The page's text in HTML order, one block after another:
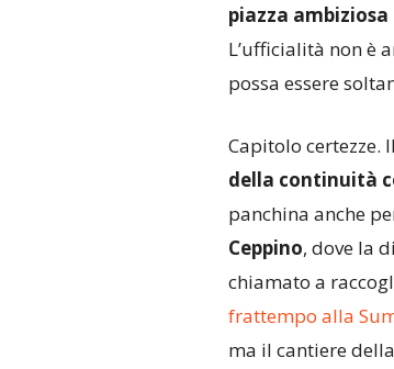
piazza
L’ufficialità non è
possa essere
Capitolo certezze. Il
della continuità
panchina anche
Ceppino, dove la
chiamato a
frattempo alla
ma il cantiere